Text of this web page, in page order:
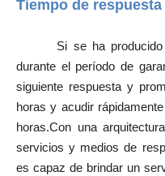
Tiempo de
Si se ha producido
durante el período de
siguiente respuesta y
horas y acudir
horas.Con una
servicios y medios de
es capaz de brindar un